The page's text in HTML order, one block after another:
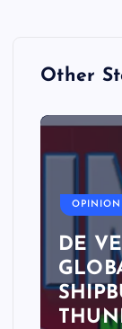
Other
OPINION
DE